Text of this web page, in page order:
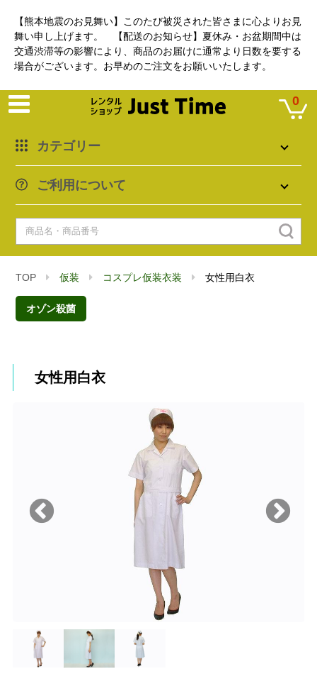
【熊本地震のお見舞い】このたび被災された皆さまに心よりお見
舞い申し上げます。 【配送のお知らせ】夏休み・お盆期間中は
交通渋滞等の影響により、商品のお届けに通常より日数を要する
場合がございます。お早めのご注文をお願いいたします。
カテゴリー
ご利用について
0
TOP 仮装 コスプレ仮装衣装 女性用白衣
オゾン殺菌
女性用白衣